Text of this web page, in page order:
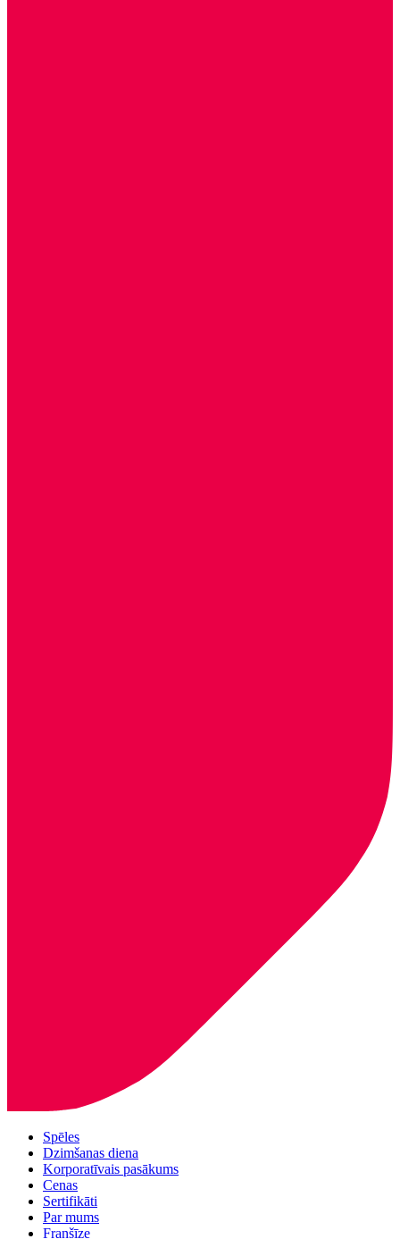
Spēles
Dzimšanas diena
Korporatīvais pasākums
Cenas
Sertifikāti
Par mums
Franšīze